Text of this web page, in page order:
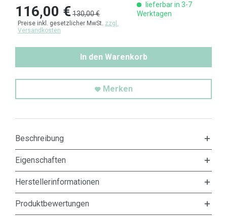
116,00 €130,00 €
Preise inkl. gesetzlicher MwSt. zzgl.
Versandkosten
lieferbar in 3-7
Werktagen
In den Warenkorb
Merken
Beschreibung
Eigenschaften
Herstellerinformationen
Produktbewertungen